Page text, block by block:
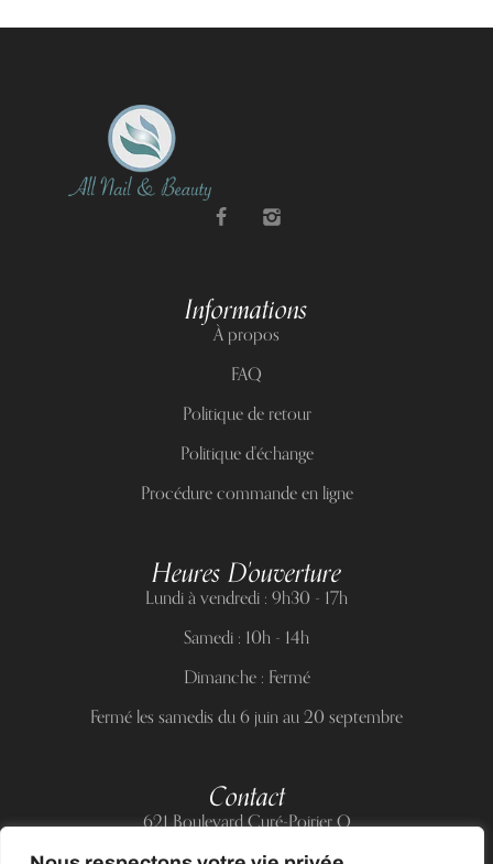
Informations
À propos
FAQ
Politique de retour
Politique d'échange
Procédure commande en ligne
Heures D'ouverture
Lundi à vendredi : 9h30 - 17h
Samedi : 10h - 14h
Dimanche : Fermé
Fermé les samedis du 6 juin au 20 septembre
Contact
621 Boulevard Curé-Poirier O